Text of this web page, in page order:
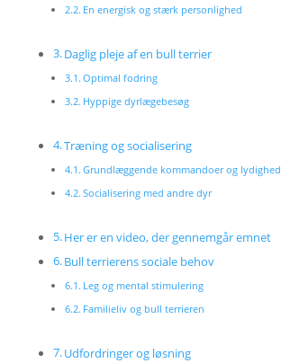
En energisk og stærk personlighed
Daglig pleje af en bull terrier
Optimal fodring
Hyppige dyrlægebesøg
Træning og socialisering
Grundlæggende kommandoer og lydighed
Socialisering med andre dyr
Her er en video, der gennemgår emnet
Bull terrierens sociale behov
Leg og mental stimulering
Familieliv og bull terrieren
Udfordringer og løsning